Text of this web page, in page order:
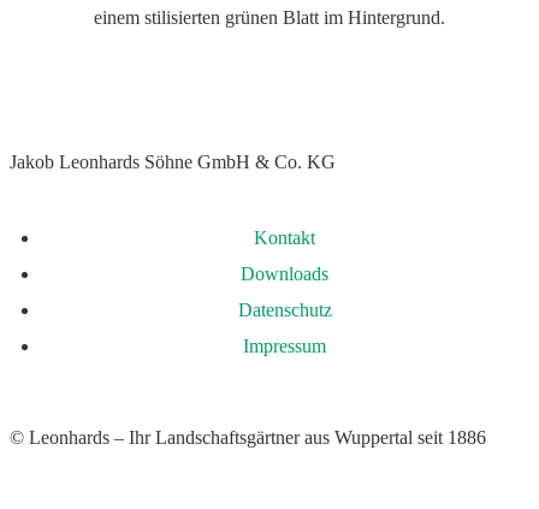
Jakob Leonhards Söhne GmbH & Co. KG
Kontakt
Downloads
Datenschutz
Impressum
© Leonhards – Ihr Landschaftsgärtner aus Wuppertal seit 1886